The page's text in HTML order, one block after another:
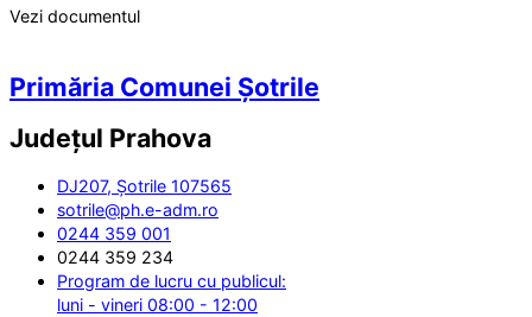
Vezi documentul
Primăria Comunei Șotrile
Județul Prahova
DJ207, Șotrile 107565
sotrile@ph.e-adm.ro
0244 359 001
0244 359 234
Program de lucru cu publicul:
luni - vineri 08:00 - 12:00